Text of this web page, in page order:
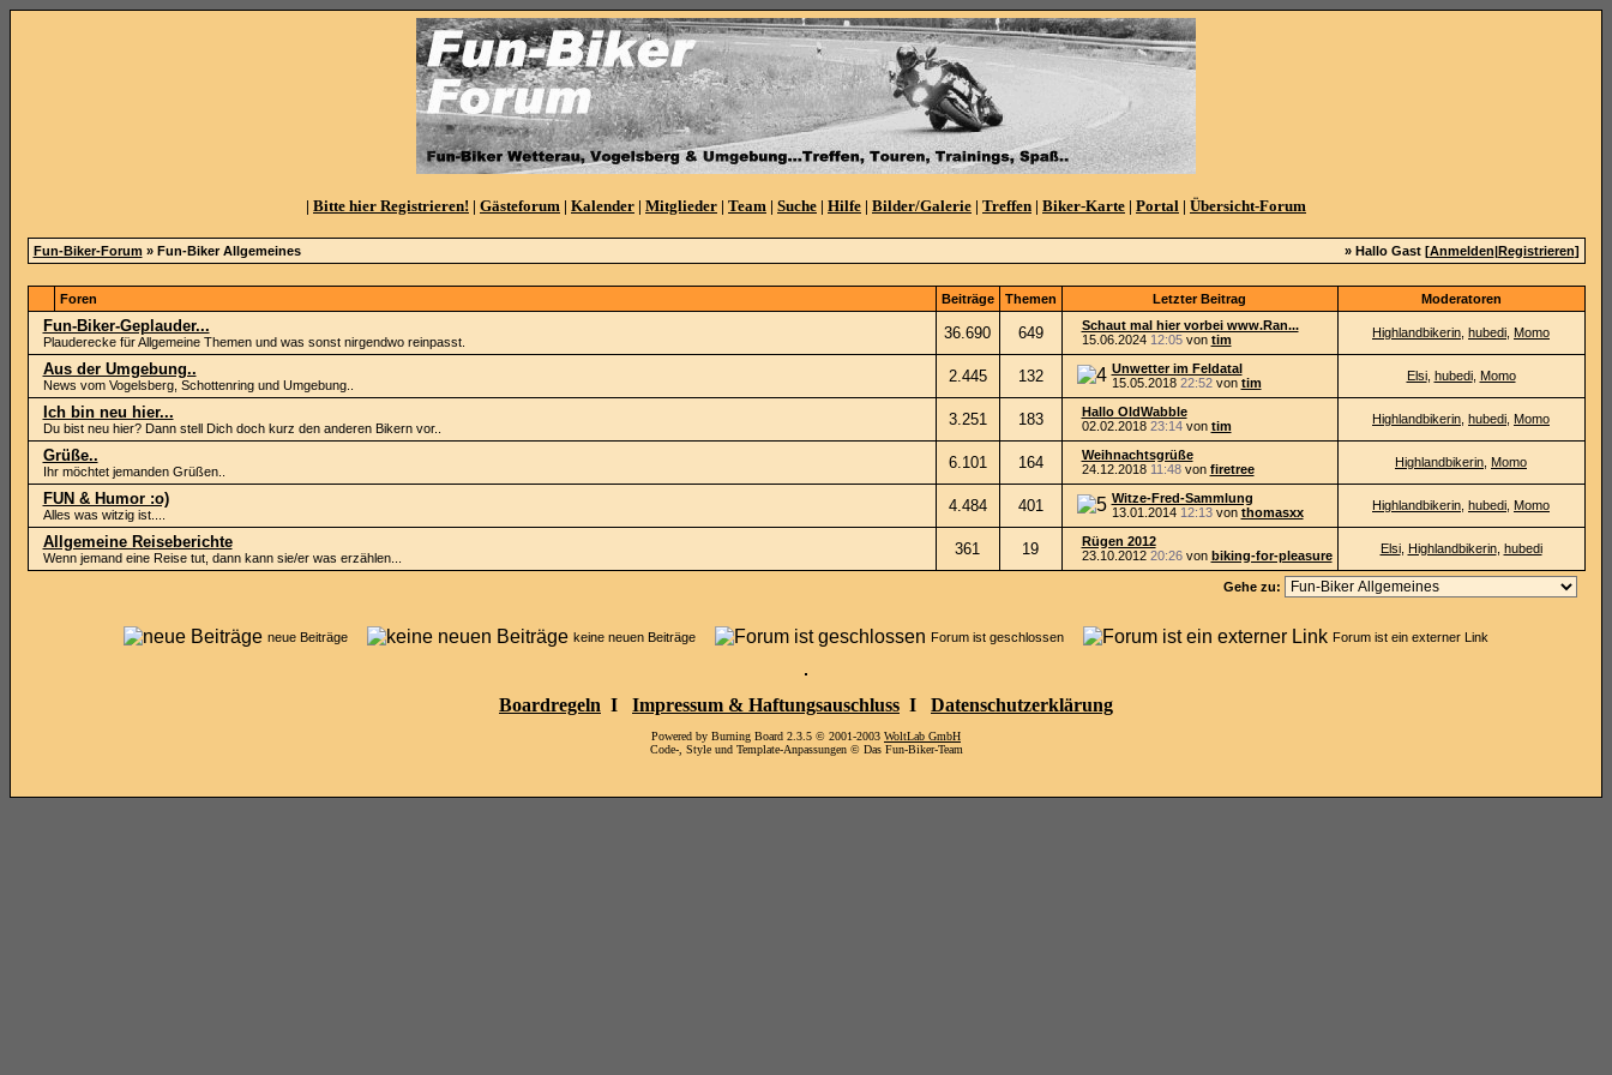
| Bitte hier Registrieren! | Gästeforum | Kalender | Mitglieder | Team | Suche | Hilfe | Bilder/Galerie | Treffen | Biker-Karte | Portal | Übersicht-Forum
Fun-Biker-Forum» Fun-Biker Allgemeines » Hallo Gast [Anmelden|Registrieren]
Foren Beiträge Themen Letzter Beitrag Moderatoren
Fun-Biker-Geplauder...
Plauderecke für Allgemeine Themen und was sonst nirgendwo reinpasst. 36.690 649
Schaut mal hier vorbei www.Ran...
15.06.2024 12:05von tim Highlandbikerin hubedi Momo
Aus der Umgebung..
News vom Vogelsberg, Schottenring und Umgebung.. 2.445 132
Unwetter im Feldatal
15.05.2018 22:52von tim Elsi, hubedi, Momo
Ich bin neu hier...
Du bist neu hier? Dann stell Dich doch kurz den anderen Bikern vor.. 3.251 183
Hallo OldWabble
02.02.2018 23:14von tim Highlandbikerin hubedi Momo
Grüße..
Ihr möchtet jemanden Grüßen.. 6.101 164
Weihnachtsgrüße
24.12.2018 11:48von firetree Highlandbikerin Momo
FUN & Humor :o)
Alles was witzig ist.... 4.484 401
Witze-Fred-Sammlung
13.01.2014 12:13von thomasxx Highlandbikerin hubedi Momo
Allgemeine Reiseberichte
Wenn jemand eine Reise tut, dann kann sie/er was erzählen... 361 19
Rügen 2012
23.10.2012 20:26von biking-for-pleasure Elsi, Highlandbikerin, hubedi
Gehe zu:
neue Beiträge keine neuen Beiträge Forum ist geschlossen Forum ist ein externer Link
Boardregeln I Impressum & Haftungsauschluss I Datenschutzerklärung
Powered by Burning Board 2.3.5 © 2001-2003 WoltLab GmbH
Code-, Style und Template-Anpassungen © Das Fun-Biker-Team